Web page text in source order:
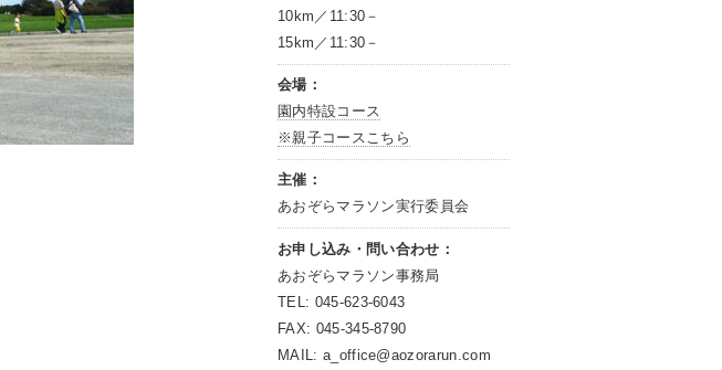
10km／11:30－
15km／11:30－
会場：
園内特設コース
※親子コースこちら
主催：
あおぞらマラソン実行委員会
お申し込み・問い合わせ：
あおぞらマラソン事務局
TEL: 045-623-6043
FAX: 045-345-8790
MAIL: a_office@aozorarun.com